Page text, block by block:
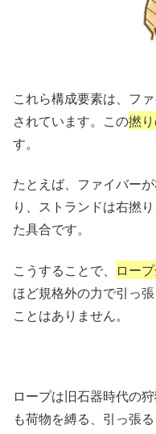
これら構成要素は、フ
されています。この撚
す。
たとえば、ファイバー
り、ストランドは右撚
た具合です。
こうすることで、 ロー
ほど規格外の力で引っ
ことはありません。
ロープは旧石器時代の
も荷物を縛る、引っ張